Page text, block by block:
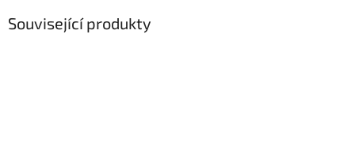
Související produkty